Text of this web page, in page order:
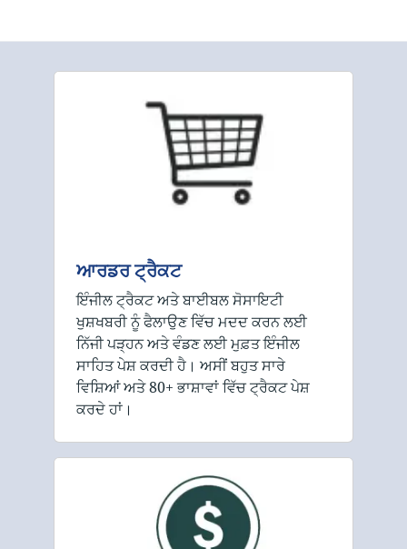
ਆਰਡਰ ਟ੍ਰੈਕਟ
ਇੰਜੀਲ ਟ੍ਰੈਕਟ ਅਤੇ ਬਾਈਬਲ ਸੋਸਾਇਟੀ
ਖੁਸ਼ਖਬਰੀ ਨੂੰ ਫੈਲਾਉਣ ਵਿੱਚ ਮਦਦ ਕਰਨ ਲਈ
ਨਿੱਜੀ ਪੜ੍ਹਨ ਅਤੇ ਵੰਡਣ ਲਈ ਮੁਫ਼ਤ ਇੰਜੀਲ
ਸਾਹਿਤ ਪੇਸ਼ ਕਰਦੀ ਹੈ। ਅਸੀਂ ਬਹੁਤ ਸਾਰੇ
ਵਿਸ਼ਿਆਂ ਅਤੇ 80+ ਭਾਸ਼ਾਵਾਂ ਵਿੱਚ ਟ੍ਰੈਕਟ ਪੇਸ਼
ਕਰਦੇ ਹਾਂ।